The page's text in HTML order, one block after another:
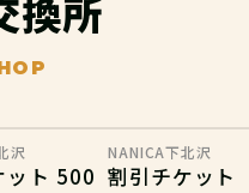
換所
沢
ット 500
NANICA下北沢
割引チケット